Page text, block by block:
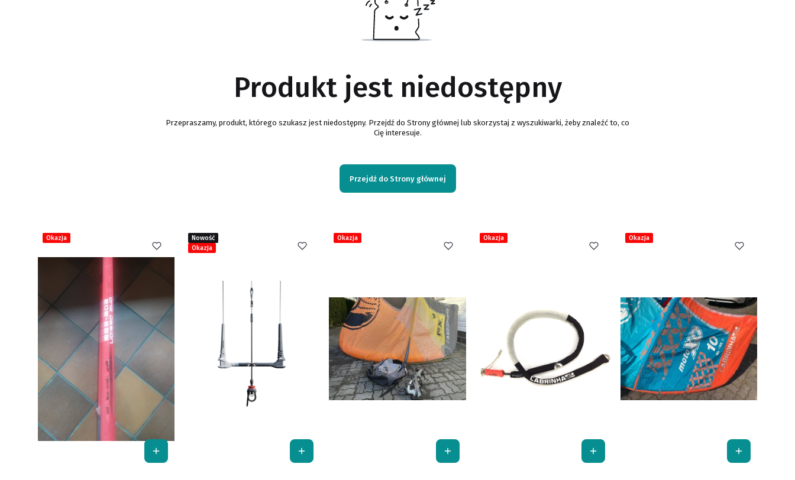
Produkt jest niedostępny
Przepraszamy, produkt, którego szukasz jest niedostępny. Przejdź do Strony głównej lub skorzystaj z wyszukiwarki, żeby znaleźć to, co
Cię interesuje.
Przejdź do Strony głównej
Okazja
Okazja
Nowość Okazja Okazja Okazja